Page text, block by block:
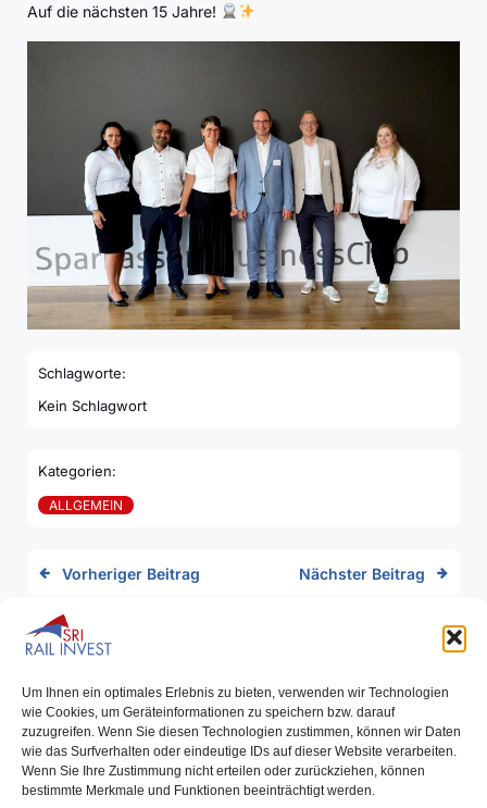
Um Ihnen ein optimales Erlebnis zu bieten, verwenden wir Technologien
wie Cookies, um Geräteinformationen zu speichern bzw. darauf
zuzugreifen. Wenn Sie diesen Technologien zustimmen, können wir Daten
wie das Surfverhalten oder eindeutige IDs auf dieser Website verarbeiten.
Wenn Sie Ihre Zustimmung nicht erteilen oder zurückziehen, können
bestimmte Merkmale und Funktionen beeinträchtigt werden.
Auf die nächsten 15 Jahre!
Schlagworte:
Kein Schlagwort
Kategorien:
ALLGEMEIN
Vorheriger Beitrag Nächster Beitrag